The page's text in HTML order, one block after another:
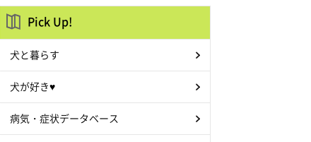
Pick Up!
犬と暮らす
犬が好き♥
病気・症状データベース